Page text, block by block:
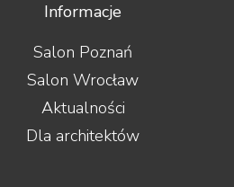
Informacje
Salon Poznań
Salon Wrocław
Aktualności
Dla architektów